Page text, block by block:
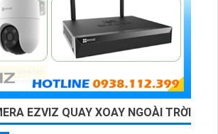
EZVIZ QUAY XOAY NGOÀI TRỜI